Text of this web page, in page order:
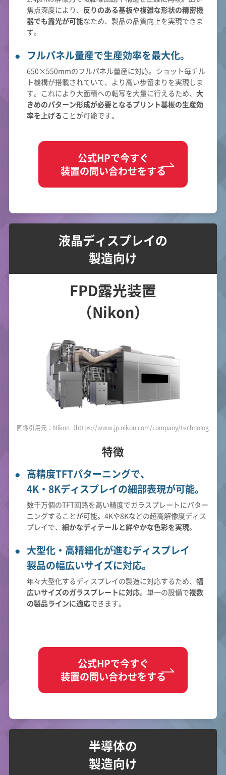
焦点深度により、 反りのある基板や複雑な形状の精密機
器でも露光が可能なため、製品の品質向上を実現できま
す。
フルパネル量産で生産効率を最大化。
650×550mmのフルパネル量産に対応。ショット毎チル
ト機構が搭載されていて、より高い歩留まりを実現しま
す。これにより大面積への転写を大量に行えるため、 大
きめのパターン形成が必要となるプリント基板の生産効
率を上げることが可能です。
公式HPで今すぐ
装置の問い合わせをする
液晶ディスプレイの
製造向け
FPD露光装置
（Nikon）
画像引用元：Nikon（https://www.jp.nikon.com/company/technology/
特徴
高精度TFTパターニングで、
4K・8Kディスプレイの細部表現が可能。
数千万個のTFT回路を高い精度でガラスプレートにパター
ニングすることが可能。4Kや8Kなどの超高解像度ディス
プレイで、 細かなディテールと鮮やかな色彩を実現。
大型化・高精細化が進むディスプレイ
製品の幅広いサイズに対応。
年々大型化するディスプレイの製造に対応するため、 幅
広いサイズのガラスプレートに対応。単一の設備で複数
の製品ラインに適応できます。
公式HPで今すぐ
装置の問い合わせをする
半導体の
製造向け